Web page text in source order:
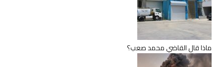
ماذا قال القاضي محمد صعب؟